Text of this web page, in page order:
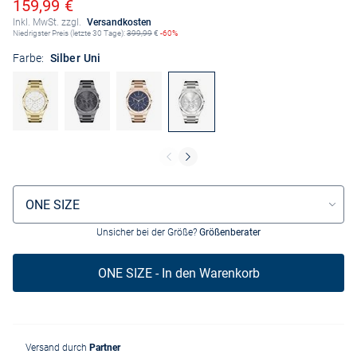
Ermäßigter Preis
159,99 €
Inkl. MwSt. zzgl. Versandkosten
Niedrigster Preis (letzte 30 Tage):399,99€ -60%
Farbe: Silber Uni
Größenauswahl
ONE SIZE
Unsicher bei der Größe? Größenberater
ONE SIZE - In den Warenkorb
Versand durch Partner